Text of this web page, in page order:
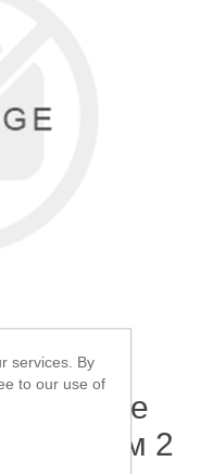
Mifine
150см 2
services. By
to our use of